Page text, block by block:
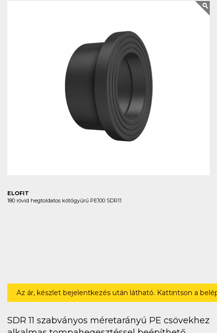
ELOFIT
180 rövid hegtoldatos kötőgyűrű PE100 SDR11
Az ár, készlet bejelentkezés után látható. Kattintson a
SDR 11 szabványos méretarányú PE csövekhez